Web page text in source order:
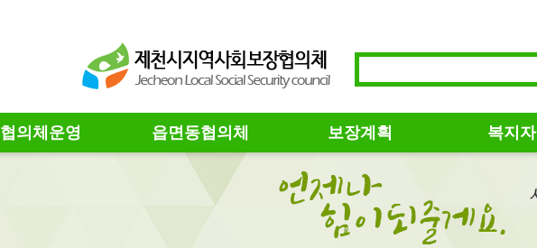
협의체운영 읍면동협의체 보장계획 복지자